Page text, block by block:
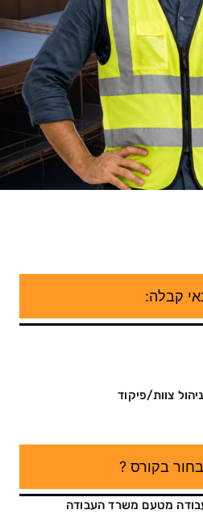
קבלה:
צוות/פיקוד
בקורס ?
מטעם משרד העבודה